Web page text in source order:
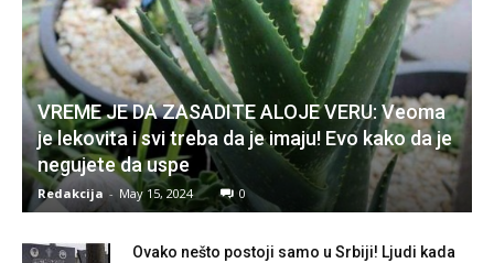
VREME JE DA ZASADITE ALOJE VERU: Veoma
je lekovita i svi treba da je imaju! Evo kako da je
negujete da uspe
Redakcija - May 15, 2024 0
Ovako nešto postoji samo u Srbiji! Ljudi kada